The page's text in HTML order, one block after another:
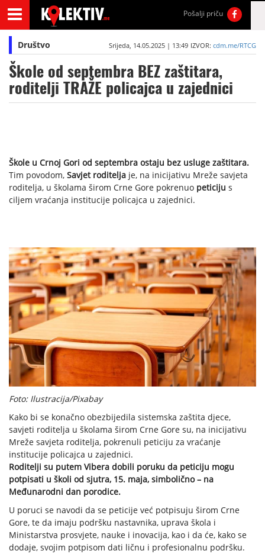
Pošalji priču
Društvo Srijeda, 14.05.2025 | 13:49 IZVOR: cdm.me/RTCG
Škole od septembra BEZ zaštitara,
roditelji TRAŽE policajca u zajednici
Škole u Crnoj Gori od septembra ostaju bez usluge zaštitara.
Tim povodom, Savjet roditelja je, na inicijativu Mreže savjeta
roditelja, u školama širom Crne Gore pokrenuo peticiju s
ciljem vraćanja institucije policajca u zajednici.
Foto: Ilustracija/Pixabay
Kako bi se konačno obezbijedila sistemska zaštita djece,
savjeti roditelja u školama širom Crne Gore su, na inicijativu
Mreže savjeta roditelja, pokrenuli peticiju za vraćanje
institucije policajca u zajednici.
Roditelji su putem Vibera dobili poruku da peticiju mogu
potpisati u školi od sjutra, 15. maja, simbolično – na
Međunarodni dan porodice.
U poruci se navodi da se peticije već potpisuju širom Crne
Gore, te da imaju podršku nastavnika, uprava škola i
Ministarstva prosvjete, nauke i inovacija, kao i da će, kako se
dodaje, svojim potpisom dati ličnu i profesionalnu podršku.